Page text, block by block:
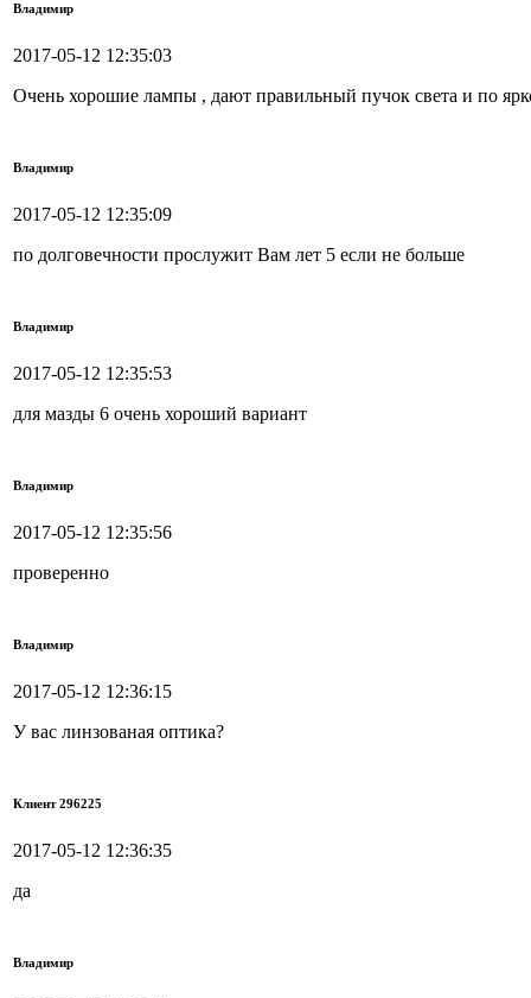
Владимир
2017-05-12 12:35:03
Очень хорошие лампы , дают правильный пучок света и по
Владимир
2017-05-12 12:35:09
по долговечности прослужит Вам лет 5 если не больше
Владимир
2017-05-12 12:35:53
для мазды 6 очень хороший вариант
Владимир
2017-05-12 12:35:56
проверенно
Владимир
2017-05-12 12:36:15
У вас линзованая оптика?
Клиент 296225
2017-05-12 12:36:35
да
Владимир